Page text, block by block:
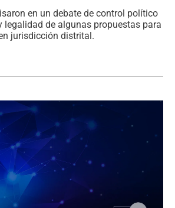
en un debate de control político
legalidad de algunas propuestas para
jurisdicción distrital.